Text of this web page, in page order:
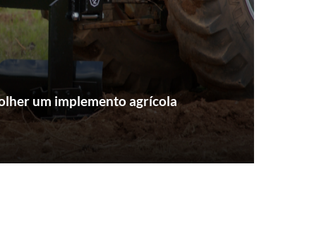
um implemento agrícola